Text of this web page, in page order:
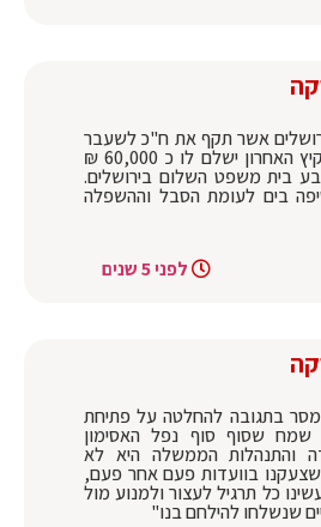
אשר תקף את ח"כ לשעבר
יהודה גליק בקיץ האחרון ישלם לו כ 60,000 ₪
בית משפט השלום בירושלים.
בים לעומת הסבל וההשפלה
לפני 5 שנים
מסר בתגובה להחלטה על פתיחת
שמח שסוף סוף נפל האסימון
והתנהלות הממשלה היא לא
בוועדות פעם אחר פעם,
כל תרגיל לעצור ולמנוע מול
שנשלחו להילחם בנו"